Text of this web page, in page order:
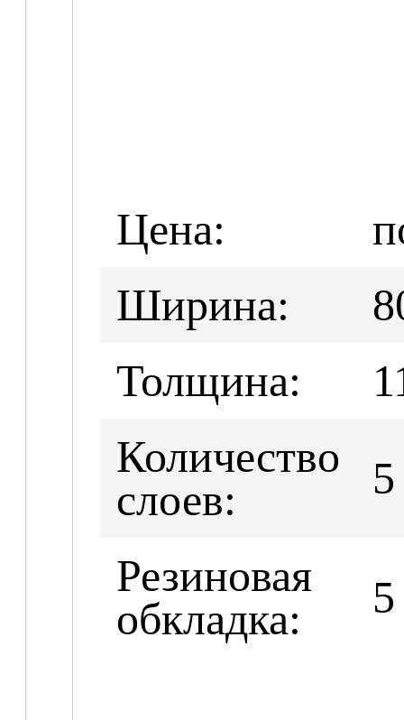
Цена:
Ширина:
Толщина:
Количество
слоев:
5
Резиновая
обкладка: